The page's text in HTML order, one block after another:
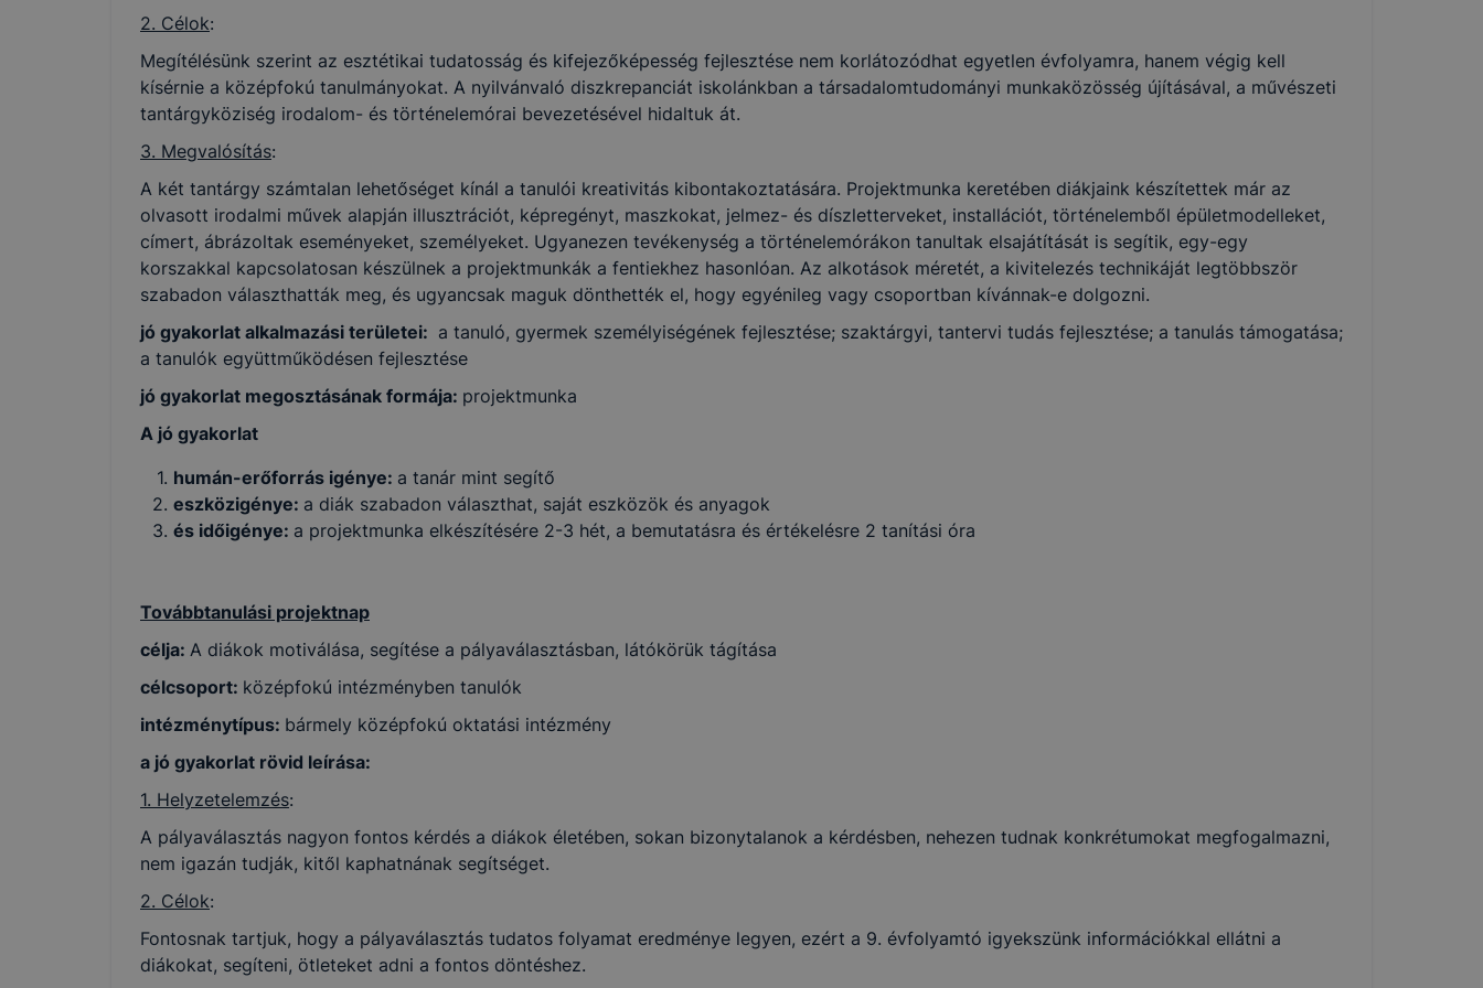
2. Célok:
Megítélésünk szerint az esztétikai tudatosság és kifejezőképesség fejlesztése nem korlátozódhat egyetlen évfolyamra, hanem végig kell
kísérnie a középfokú tanulmányokat. A nyilvánvaló diszkrepanciát iskolánkban a társadalomtudományi munkaközösség újításával, a művészeti
tantárgyköziség irodalom- és történelemórai bevezetésével hidaltuk át.
3. Megvalósítás:
A két tantárgy számtalan lehetőséget kínál a tanulói kreativitás kibontakoztatására. Projektmunka keretében diákjaink készítettek már az
olvasott irodalmi művek alapján illusztrációt, képregényt, maszkokat, jelmez- és díszletterveket, installációt, történelemből épületmodelleket,
címert, ábrázoltak eseményeket, személyeket. Ugyanezen tevékenység a történelemórákon tanultak elsajátítását is segítik, egy-egy
korszakkal kapcsolatosan készülnek a projektmunkák a fentiekhez hasonlóan. Az alkotások méretét, a kivitelezés technikáját legtöbbször
szabadon választhatták meg, és ugyancsak maguk dönthették el, hogy egyénileg vagy csoportban kívánnak-e dolgozni.
jó gyakorlat alkalmazási területei: a tanuló, gyermek személyiségének fejlesztése; szaktárgyi, tantervi tudás fejlesztése; a tanulás támogatása;
a tanulók együttműködésen fejlesztése
jó gyakorlat megosztásának formája: projektmunka
A jó gyakorlat
humán-erőforrás igénye: a tanár mint segítő
eszközigénye: a diák szabadon választhat, saját eszközök és anyagok
és időigénye: a projektmunka elkészítésére 2-3 hét, a bemutatásra és értékelésre 2 tanítási óra
Továbbtanulási projektnap
célja: A diákok motiválása, segítése a pályaválasztásban, látókörük tágítása
célcsoport: középfokú intézményben tanulók
intézménytípus: bármely középfokú oktatási intézmény
a jó gyakorlat rövid leírása:
1. Helyzetelemzés:
A pályaválasztás nagyon fontos kérdés a diákok életében, sokan bizonytalanok a kérdésben, nehezen tudnak konkrétumokat megfogalmazni,
nem igazán tudják, kitől kaphatnának segítséget.
2. Célok:
Fontosnak tartjuk, hogy a pályaválasztás tudatos folyamat eredménye legyen, ezért a 9. évfolyamtó igyekszünk információkkal ellátni a
diákokat, segíteni, ötleteket adni a fontos döntéshez.